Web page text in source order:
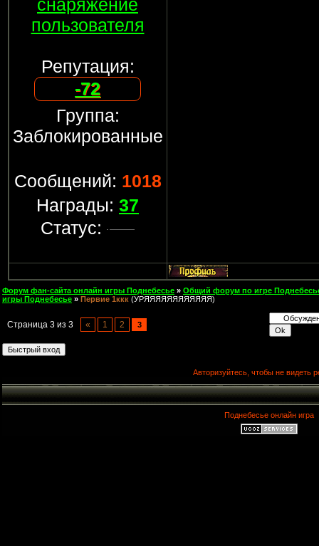
снаряжение
пользователя
Репутация:
-72
Группа:
Заблокированные
Сообщений: 1018
Награды: 37
Статус:
Форум фан-сайта онлайн игры Поднебесье » Общий форум по игре
игры Поднебесье » Первие 1ккк (УРЯЯЯЯЯЯЯЯЯЯЯЯ)
Страница 3 из 3 « 1 2 3
Авторизуйтесь, чтобы не видеть
Поднебесье онлайн игра